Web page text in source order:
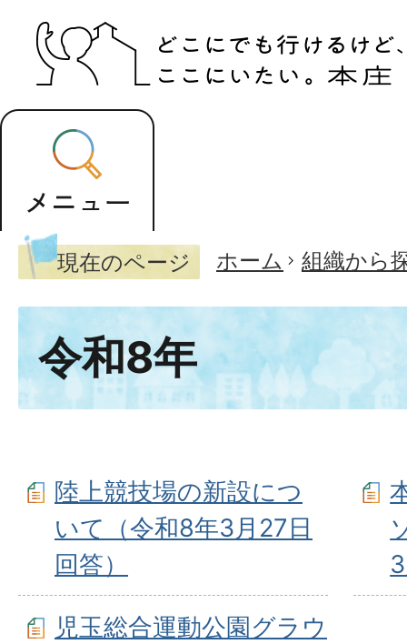
現在のページ ホーム 組織から
令和8年
陸上競技場の新設につ
いて（令和8年3⽉27⽇
回答）
児玉総合運動公園グラウ